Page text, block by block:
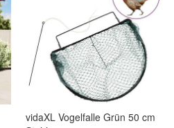
vidaXL Vogelfalle Grün 50 cm